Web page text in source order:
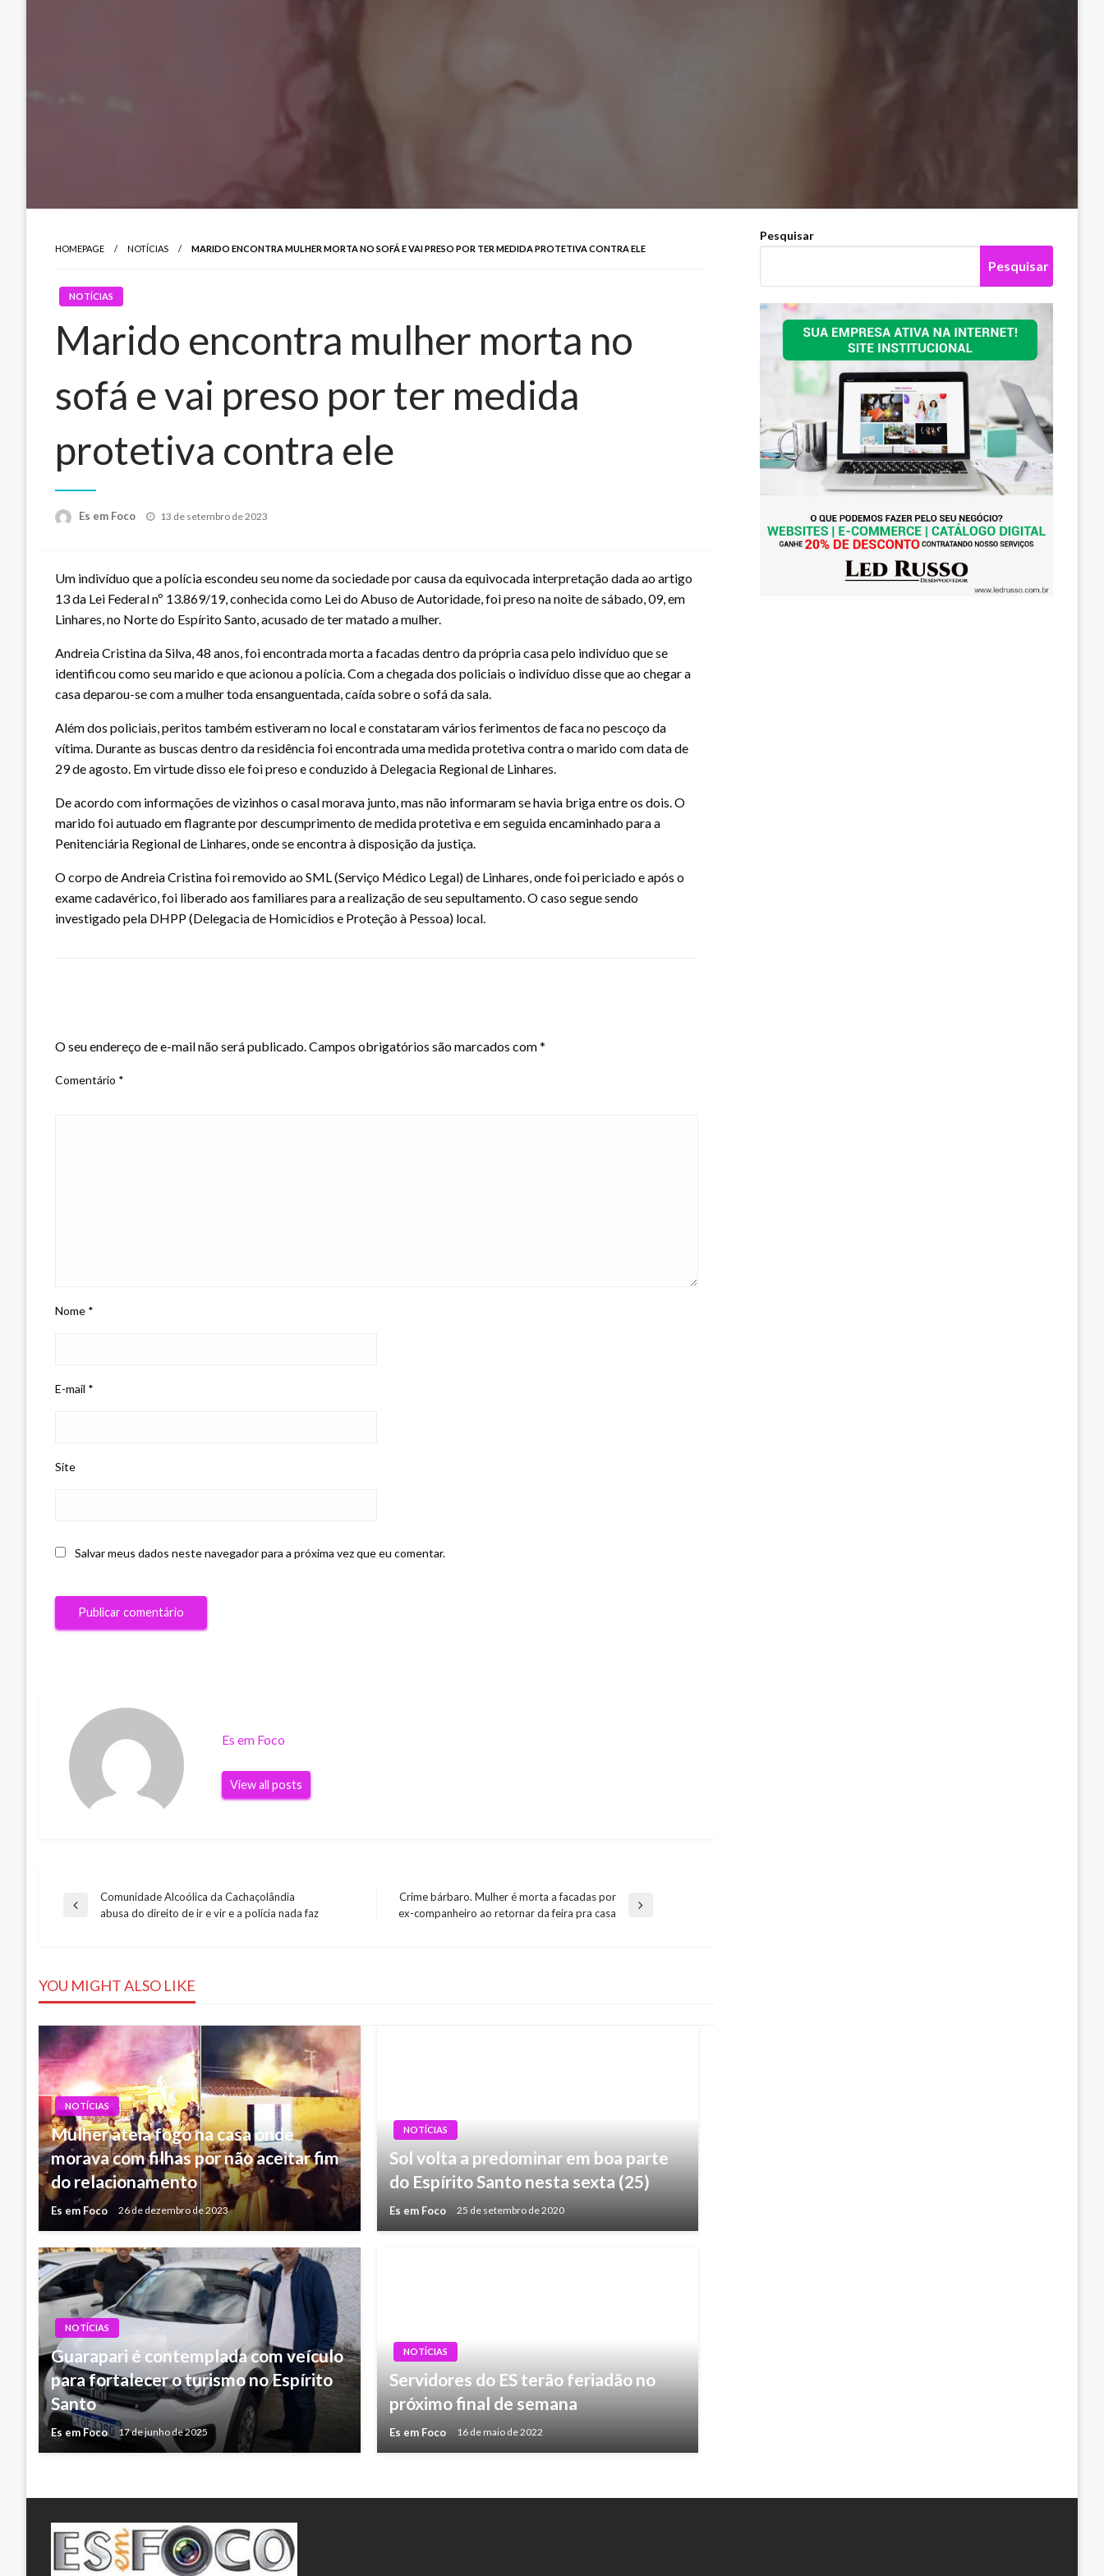
HOMEPAGE NOTÍCIAS MARIDO ENCONTRA MULHER MORTA NO SOFÁ E VAI PRESO POR TER MEDIDA PROTETIVA CONTRA ELE
NOTÍCIAS
Marido encontra mulher morta no
sofá e vai preso por ter medida
protetiva contra ele
Es em Foco
Posted
13 de setembro de 2023
Um indivíduo que a polícia escondeu seu nome da sociedade por causa da equivocada interpretação dada ao artigo
13 da Lei Federal nº 13.869/19, conhecida como Lei do Abuso de Autoridade, foi preso na noite de sábado, 09, em
Linhares, no Norte do Espírito Santo, acusado de ter matado a mulher.
Andreia Cristina da Silva, 48 anos, foi encontrada morta a facadas dentro da própria casa pelo indivíduo que se
identificou como seu marido e que acionou a polícia. Com a chegada dos policiais o indivíduo disse que ao chegar a
casa deparou-se com a mulher toda ensanguentada, caída sobre o sofá da sala.
Além dos policiais, peritos também estiveram no local e constataram vários ferimentos de faca no pescoço da
vítima. Durante as buscas dentro da residência foi encontrada uma medida protetiva contra o marido com data de
29 de agosto. Em virtude disso ele foi preso e conduzido à Delegacia Regional de Linhares.
De acordo com informações de vizinhos o casal morava junto, mas não informaram se havia briga entre os dois. O
marido foi autuado em flagrante por descumprimento de medida protetiva e em seguida encaminhado para a
Penitenciária Regional de Linhares, onde se encontra à disposição da justiça.
O corpo de Andreia Cristina foi removido ao SML (Serviço Médico Legal) de Linhares, onde foi periciado e após o
exame cadavérico, foi liberado aos familiares para a realização de seu sepultamento. O caso segue sendo
investigado pela DHPP (Delegacia de Homicídios e Proteção à Pessoa) local.
O seu endereço de e-mail não será publicado.Campos obrigatórios são marcados com*
Comentário *
Nome *
E-mail *
Site
Salvar meus dados neste navegador para a próxima vez que eu comentar.
Es em Foco
View all posts
Navegação
Post
Previous
Comunidade Alcoólica da Cachaçolândia
abusa do direito de ir e vir e a polícia nada faz
Next
Crime bárbaro. Mulher é morta a facadas por
ex-companheiro ao retornar da feira pra casa
YOU MIGHT ALSO LIKE
NOTÍCIAS
Mulher ateia fogo na casa onde
morava com filhas por não aceitar fim
do relacionamento
Es em Foco 26 de dezembro de 2023
NOTÍCIAS
Sol volta a predominar em boa parte
do Espírito Santo nesta sexta (25)
Es em Foco 25 de setembro de 2020
NOTÍCIAS
Guarapari é contemplada com veículo
para fortalecer o turismo no Espírito
Santo
Es em Foco 17 de junho de 2025
NOTÍCIAS
Servidores do ES terão feriadão no
próximo final de semana
Es em Foco 16 de maio de 2022
Pesquisar
Pesquisar